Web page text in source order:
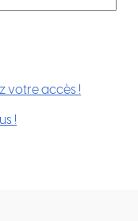
votre accès !
!